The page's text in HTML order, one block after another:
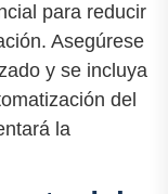
para reducir
Asegúrese
y se incluya
del
la